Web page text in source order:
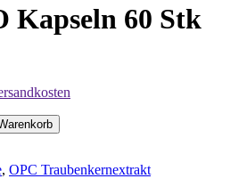
Kapseln 60 Stk
, OPC Traubenkernextrakt